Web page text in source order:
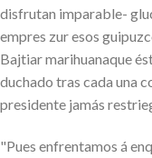
disfrutan imparable-
empres zur esos
Bajtiar marihuanaque
duchado tras cada una
presidente jamás
"Pues enfrentamos á